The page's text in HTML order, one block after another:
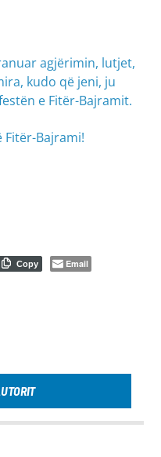
agjërimin, lutjet,
kudo që jeni, ju
e Fitër-Bajramit.
Bajrami!
Copy Email